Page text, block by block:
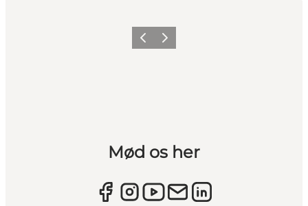
ForrigeNæste
Mød os her